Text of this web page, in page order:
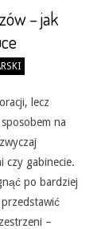
– jak
lecz
na
czy gabinecie.
po bardziej
–